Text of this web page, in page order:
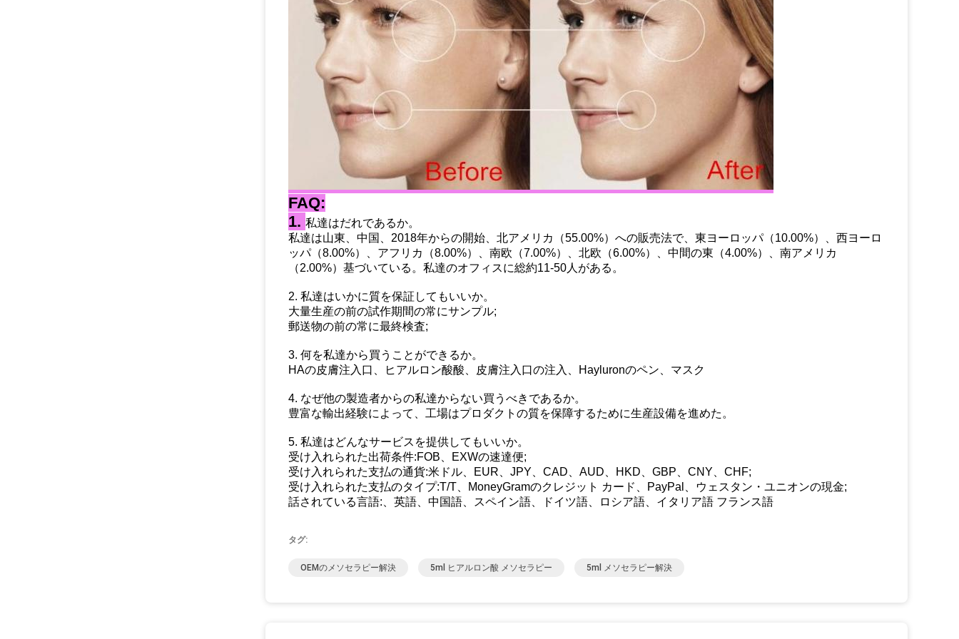
FAQ:
1. 私達はだれであるか。
私達は山東、中国、2018年からの開始、北アメリカ（55.00%）への販売法で、東ヨーロッパ（10.00%）、西ヨーロ
ッパ（8.00%）、アフリカ（8.00%）、南欧（7.00%）、北欧（6.00%）、中間の東（4.00%）、南アメリカ
（2.00%）基づいている。私達のオフィスに総約11-50人がある。
2. 私達はいかに質を保証してもいいか。
大量生産の前の試作期間の常にサンプル;
郵送物の前の常に最終検査;
3. 何を私達から買うことができるか。
HAの皮膚注入口、ヒアルロン酸酸、皮膚注入口の注入、Hayluronのペン、マスク
4. なぜ他の製造者からの私達からない買うべきであるか。
豊富な輸出経験によって、工場はプロダクトの質を保障するために生産設備を進めた。
5. 私達はどんなサービスを提供してもいいか。
受け入れられた出荷条件:FOB、EXWの速達便;
受け入れられた支払の通貨:米ドル、EUR、JPY、CAD、AUD、HKD、GBP、CNY、CHF;
受け入れられた支払のタイプ:T/T、MoneyGramのクレジット カード、PayPal、ウェスタン・ユニオンの現金;
話されている言語:、英語、中国語、スペイン語、ドイツ語、ロシア語、イタリア語 フランス語
タグ:
OEMのメソセラピー解決 5ml ヒアルロン酸 メソセラピー 5ml メソセラピー解決